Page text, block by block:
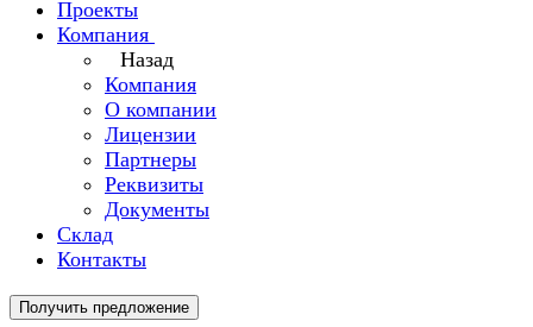
Проекты
Компания
Назад
Компания
О компании
Лицензии
Партнеры
Реквизиты
Документы
Склад
Контакты
Получить предложение